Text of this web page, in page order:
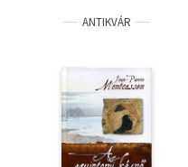
ANTIKVÁR